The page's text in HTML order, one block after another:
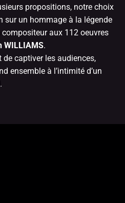
propositions, notre choix
sur un hommage à la légende
aux 112 oeuvres
WILLIAMS.
captiver les audiences,
ensemble à l’intimité d’un